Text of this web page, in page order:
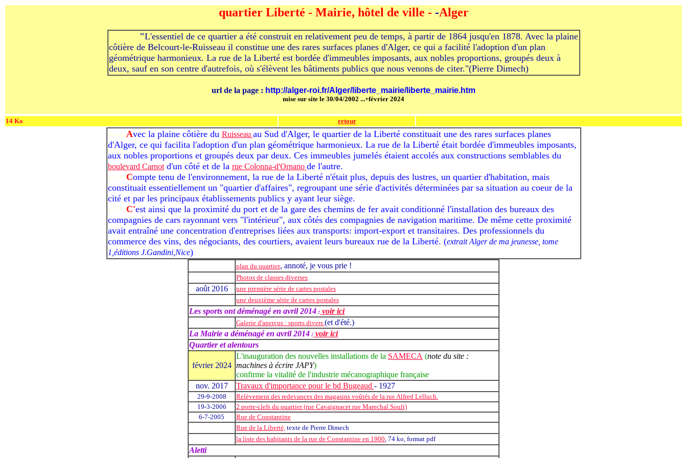
quartier Liberté - Mairie, hôtel de ville - -Alger
"L'essentiel de ce quartier a été construit en relativement peu de temps, à partir de 1864 jusqu'en 1878. Avec la plaine
côtière de Belcourt-le-Ruisseau il constitue une des rares surfaces planes d'Alger, ce qui a facilité l'adoption d'un plan
géométrique harmonieux. La rue de la Liberté est bordée d'immeubles imposants, aux nobles proportions, groupés deux à
deux, sauf en son centre d'autrefois, où s'élèvent les bâtiments publics que nous venons de citer."(Pierre Dimech)
url de la page : http://alger-roi.fr/Alger/liberte_mairie/liberte_mairie.htm
mise sur site le 30/04/2002 ...+février 2024
14 Ko retour
------Avec la plaine côtière du Ruisseau au Sud d'Alger, le quartier de la Liberté constituait une des rares surfaces planes
d'Alger, ce qui facilita l'adoption d'un plan géométrique harmonieux. La rue de la Liberté était bordée d'immeubles imposants,
aux nobles proportions et groupés deux par deux. Ces immeubles jumelés étaient accolés aux constructions semblables du
boulevard Carnotd'un côté et de la rue Colonna-d'Ornano de l'autre.
------Compte tenu de l'environnement, la rue de la Liberté n'était plus, depuis des lustres, un quartier d'habitation, mais
constituait essentiellement un "quartier d'affaires", regroupant une série d'activités déterminées par sa situation au coeur de la
cité et par les principaux établissements publics y ayant leur siège.
------C'est ainsi que la proximité du port et de la gare des chemins de fer avait conditionné l'installation des bureaux des
compagnies de cars rayonnant vers "l'intérieur", aux côtés des compagnies de navigation maritime. De même cette proximité
avait entraîné une concentration d'entreprises liées aux transports: import-export et transitaires. Des professionnels du
commerce des vins, des négociants, des courtiers, avaient leurs bureaux rue de la Liberté. (extrait Alger de ma jeunesse, tome
1,éditions J.Gandini,Nice)
plan du quartier, annoté, je vous prie !
Photos de classes diverses
août 2016
une première série de cartes postales
une deuxième série de cartes postales
Les sports ont déménagé en avril 2014 : voir ici
Galerie d'aperçus : sports divers (et d'été.)
La Mairie a déménagé en avril 2014 : voir ici
Quartier et alentours
février 2024
L'inauguration des nouvelles installations de la SAMECA (note du site :
machines à écrire JAPY)
confirme la vitalité de l'industrie mécanographique française
nov. 2017
Travaux d'importance pour le bd Bugeaud - 1927
29-9-2008
Relèvement des redevances des magasins voûtés de la rue Alfred Lelluch.
19-3-2006
2 porte-clefs du quartier (rue Cavaignacet rue Marechal Soult)
6-7-2005
Rue de Constantine
Rue de la Liberté, texte de Pierre Dimech
la liste des habitants de la rue de Constantine en 1900, 74 ko, format pdf
Aletti